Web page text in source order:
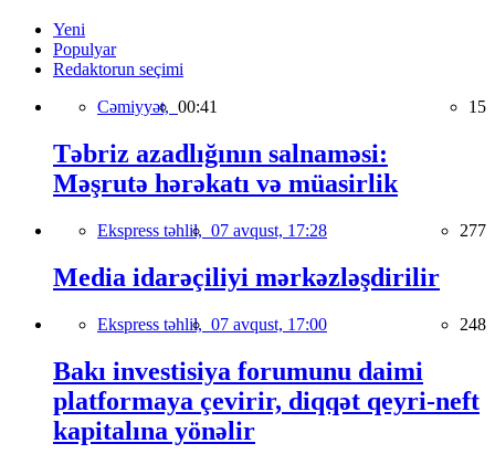
Yeni
Populyar
Redaktorun seçimi
Cəmiyyət, 00:41 15
Təbriz azadlığının salnaməsi:
Məşrutə hərəkatı və müasirlik
Ekspress təhlil, 07 avqust, 17:28 277
Media idarəçiliyi mərkəzləşdirilir
Ekspress təhlil, 07 avqust, 17:00 248
Bakı investisiya forumunu daimi
platformaya çevirir, diqqət qeyri-neft
kapitalına yönəlir